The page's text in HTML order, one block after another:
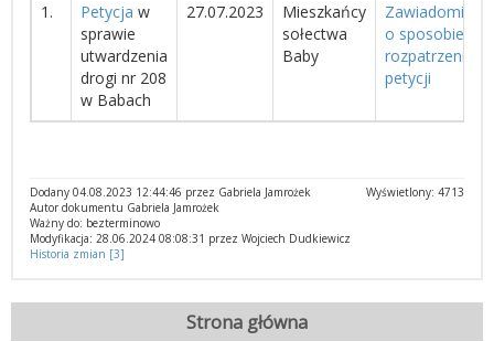
1.
Petycja w
sprawie
utwardzenia
drogi nr 208
w Babach
27.07.2023
Mieszkańcy
sołectwa
Baby
Zawiadomienie
o sposobie
rozpatrzenia
petycji
Wyświetlony: 4713
Dodany 04.08.2023 12:44:46 przez Gabriela Jamrożek
Autor dokumentu Gabriela Jamrożek
Ważny do: bezterminowo
Modyfikacja: 28.06.2024 08:08:31 przez Wojciech Dudkiewicz
Historia zmian [3]
Strona główna